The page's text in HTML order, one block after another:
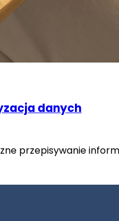
danych
przepisywanie